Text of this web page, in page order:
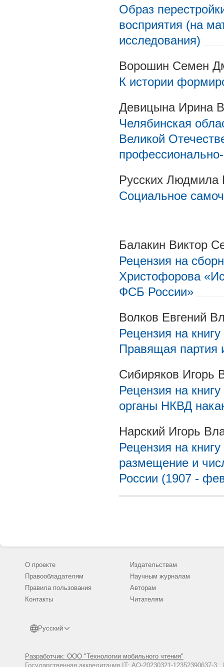
Образ
восприятия (на
исследования)
Ворошин Семен
К истории
Девицына Ирина
Челябинская
Великой
Русских Людмила
Социальное
Балакин Виктор
Рецензия на
Христофорова
ФСБ России»
Волков Евгений
Рецензия на
Правящая партия
Сибиряков Игорь
Рецензия на
органы НКВД
Нарский Игорь
Рецензия на
размещение и
России (1907 -
О проекте
Правообладателям
Правила пользования
Контакты
Русский
Разработчик: ООО "Технологии мобильного чтения"
Государственная аккредитация IT: АО-20230321-
Издательствам
Научным журналам
Авторам
Читателям